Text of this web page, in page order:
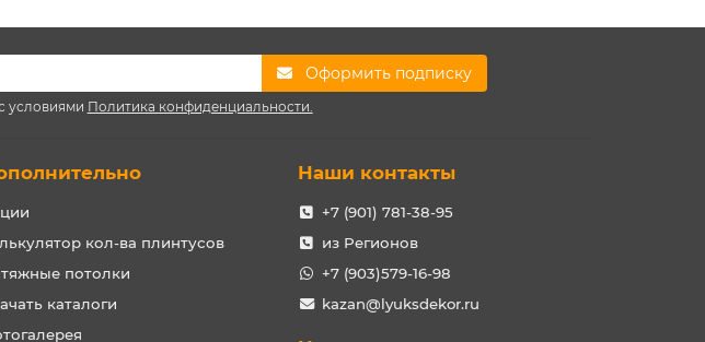
Оформить подписку
условиями Политика конфиденциальности.
кол-ва плинтусов
потолки
каталоги
Наши контакты
+7 (901) 781-38-95
из Регионов
+7 (903)579-16-98
kazan@lyuksdekor.ru